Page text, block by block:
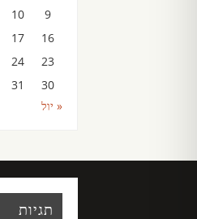
9
10
16
17
23
24
30
31
« יול
תגיות